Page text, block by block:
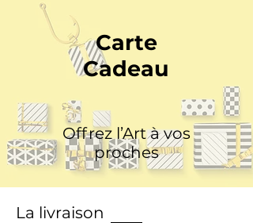
Carte
Cadeau
Offrez l’Art à vos
proches
La livraison